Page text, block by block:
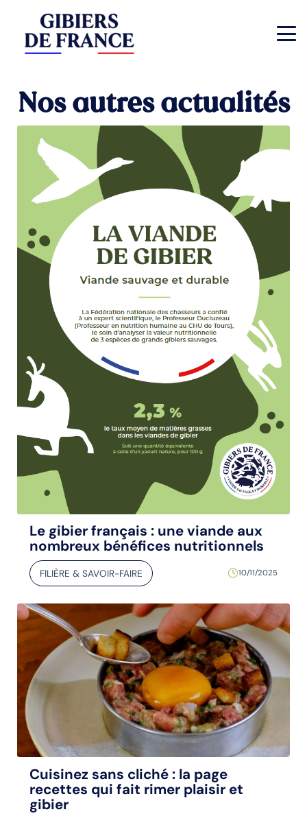
Nos autres actualités
Le gibier français : une viande aux
nombreux bénéfices nutritionnels
FILIÈRE & SAVOIR-FAIRE 10/11/2025
Cuisinez sans cliché : la page
recettes qui fait rimer plaisir et
gibier